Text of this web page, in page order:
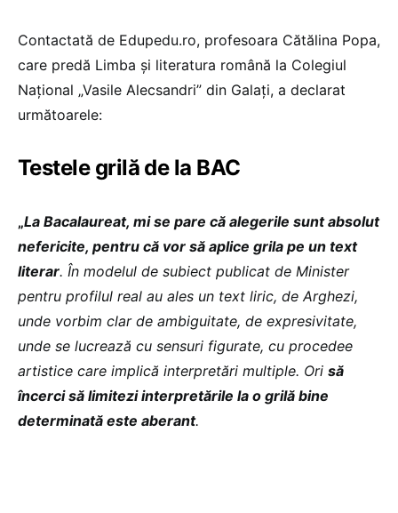
Contactată de Edupedu.ro, profesoara Cătălina Popa,
care predă Limba şi literatura română la Colegiul
Național „Vasile Alecsandri” din Galați, a declarat
următoarele:
Testele grilă de la BAC
„La Bacalaureat, mi se pare că alegerile sunt absolut
nefericite, pentru că vor să aplice grila pe un text
literar. În modelul de subiect publicat de Minister
pentru profilul real au ales un text liric, de Arghezi,
unde vorbim clar de ambiguitate, de expresivitate,
unde se lucrează cu sensuri figurate, cu procedee
artistice care implică interpretări multiple. Ori să
încerci să limitezi interpretările la o grilă bine
determinată este aberant.